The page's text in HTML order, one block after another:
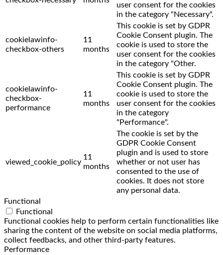
user consent for the cookies
in the category "Necessary".
cookielawinfo-
checkbox-others
11
months
This cookie is set by GDPR
Cookie Consent plugin. The
cookie is used to store the
user consent for the cookies
in the category "Other.
cookielawinfo-
checkbox-
performance
11
months
This cookie is set by GDPR
Cookie Consent plugin. The
cookie is used to store the
user consent for the cookies
in the category
"Performance".
viewed_cookie_policy
11
months
The cookie is set by the
GDPR Cookie Consent
plugin and is used to store
whether or not user has
consented to the use of
cookies. It does not store
any personal data.
Functional
Functional
Functional cookies help to perform certain functionalities like
sharing the content of the website on social media platforms,
collect feedbacks, and other third-party features.
Performance